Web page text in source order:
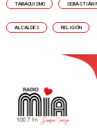
TABAQUISMO SEBASTIÁN
ALCALDES RELIGIÓN